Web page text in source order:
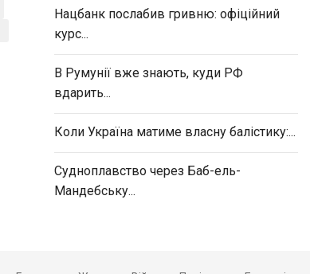
Нацбанк послабив гривню: офіційний
курс...
В Румунії вже знають, куди РФ
вдарить...
Коли Україна матиме власну балістику:...
Судноплавство через Баб-ель-
Мандебську...